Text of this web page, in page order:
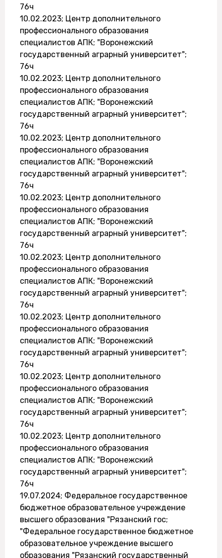
76ч
10.02.2023; Центр дополнительного
профессионального образования
специалистов АПК; "Воронежский
государственный аграрный университет";
76ч
10.02.2023; Центр дополнительного
профессионального образования
специалистов АПК; "Воронежский
государственный аграрный университет";
76ч
10.02.2023; Центр дополнительного
профессионального образования
специалистов АПК; "Воронежский
государственный аграрный университет";
76ч
10.02.2023; Центр дополнительного
профессионального образования
специалистов АПК; "Воронежский
государственный аграрный университет";
76ч
10.02.2023; Центр дополнительного
профессионального образования
специалистов АПК; "Воронежский
государственный аграрный университет";
76ч
10.02.2023; Центр дополнительного
профессионального образования
специалистов АПК; "Воронежский
государственный аграрный университет";
76ч
10.02.2023; Центр дополнительного
профессионального образования
специалистов АПК; "Воронежский
государственный аграрный университет";
76ч
10.02.2023; Центр дополнительного
профессионального образования
специалистов АПК; "Воронежский
государственный аграрный университет";
76ч
19.07.2024; Федеральное государственное
бюджетное образовательное учреждение
высшего образования "Рязанский гос;
"Федеральное государственное бюджетное
образовательное учреждение высшего
образования "Рязанский государственный